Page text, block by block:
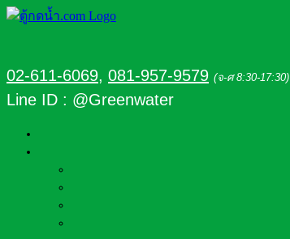
02-611-6069, 081-957-9579 (จ-ศ 8:30-17:30)
Line ID : @Greenwater